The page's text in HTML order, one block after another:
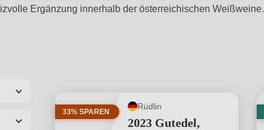
Ergänzung innerhalb der österreichischen Weißweine.
33% SPAREN
Rüdlin
2023 Gutedel,